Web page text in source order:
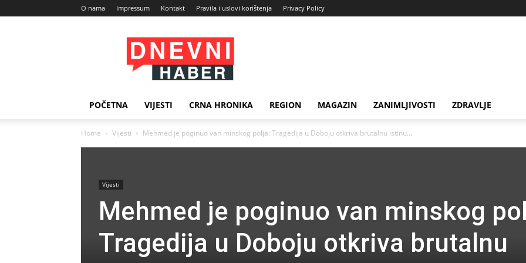
O nama Impressum Kontakt Pravila i uslovi korištenja Privacy Policy
Dnevni
Haber
POČETNA VIJESTI CRNA HRONIKA REGION MAGAZIN ZANIMLJIVOSTI ZDRAVLJE
Home Vijesti Mehmed je poginuo van minskog polja: Tragedija u Doboju otkriva brutalnu istinu...
Vijesti
Mehmed je poginuo van minskog
Tragedija u Doboju otkriva brutalnu